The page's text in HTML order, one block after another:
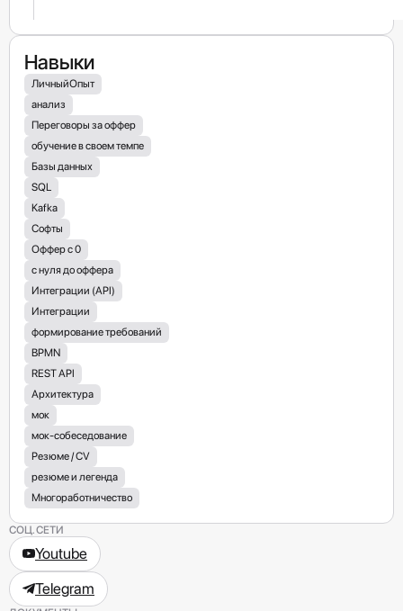
Навыки
ЛичныйОпыт
анализ
Переговоры за оффер
обучение в своем темпе
Базы данных
SQL
Kafka
Софты
Оффер с 0
с нуля до оффера
Интеграции (API)
Интеграции
формирование требований
BPMN
REST API
Архитектура
мок
мок-собеседование
Резюме / СV
резюме и легенда
Многоработничество
СОЦ. СЕТИ
Youtube
Telegram